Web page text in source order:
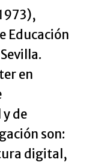
Educación
en
de
son:
digital,